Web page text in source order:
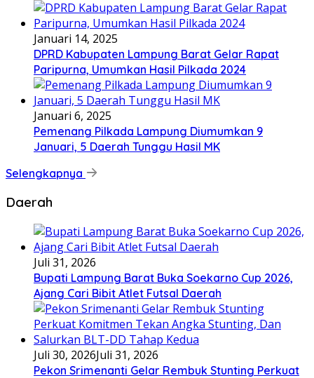
Januari 14, 2025
DPRD Kabupaten Lampung Barat Gelar Rapat
Paripurna, Umumkan Hasil Pilkada 2024
Januari 6, 2025
Pemenang Pilkada Lampung Diumumkan 9
Januari, 5 Daerah Tunggu Hasil MK
Selengkapnya
Daerah
Juli 31, 2026
Bupati Lampung Barat Buka Soekarno Cup 2026,
Ajang Cari Bibit Atlet Futsal Daerah
Juli 30, 2026Juli 31, 2026
Pekon Srimenanti Gelar Rembuk Stunting Perkuat